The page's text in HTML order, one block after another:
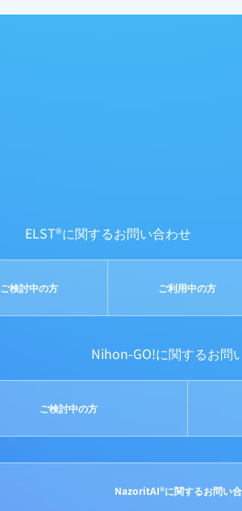
ELST®に関するお問い合わせ
ご検討中の方 ご利用中の方
Nihon-GO!に関するお問
ご検討中の方
NazoritAI®に関するお問い